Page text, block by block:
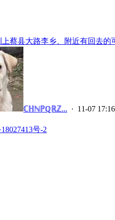
蔡县大路李乡、附近有回去的
ℂℍℕℙℚℝℤ... · 11-07 17:16
号-2